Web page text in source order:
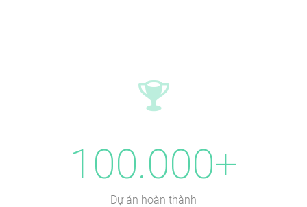
100.000+
Dự án hoàn thành